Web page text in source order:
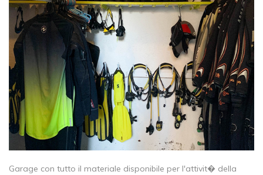
​Garage con tutto il materiale disponibile per l'attivit� della